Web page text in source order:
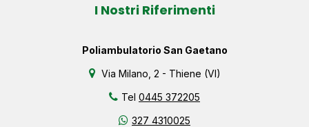
I Nostri Riferimenti
Poliambulatorio San Gaetano
Via Milano, 2 - Thiene (VI)
Tel 0445 372205
327 4310025